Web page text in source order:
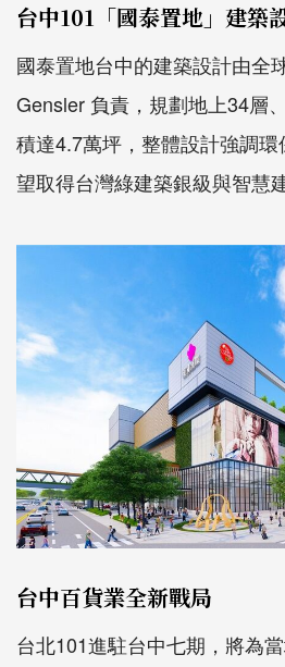
台中101「國泰置地」建築
國泰置地台中的建築設計由全
Gensler 負責，規劃地上34層
積達4.7萬坪，整體設計強調
望取得台灣綠建築銀級與智慧
台中百貨業全新戰局
台北101進駐台中七期，將為